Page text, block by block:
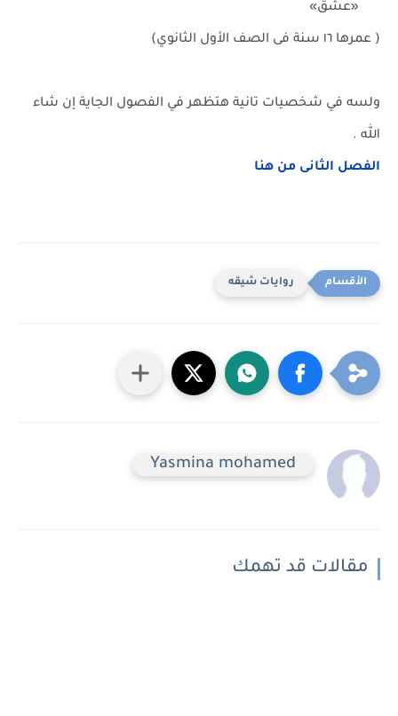
«عشق»
( عمرها ١٦ سنة فى الصف الأول الثانوي)
ولسه في شخصيات تانية هتظهر في الفصول الجاية إن شاء
ﷲ .
الفصل الثانى من هنا
روايات شيقه
Yasmina mohamed
مقالات قد تهمك